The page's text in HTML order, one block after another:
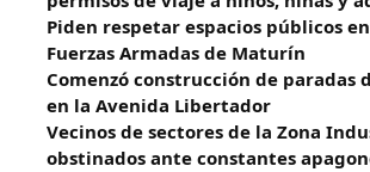
Piden respetar espacios públicos
Fuerzas Armadas de Maturín
​Comenzó construcción de paradas
en la Avenida Libertador
Vecinos de sectores de la Zona
obstinados ante constantes